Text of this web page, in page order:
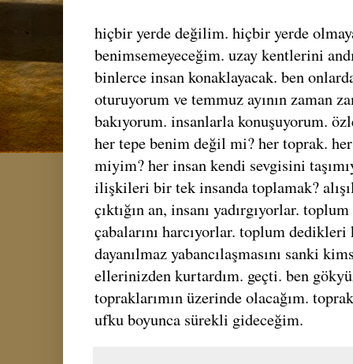
hiçbir yerde değilim. hiçbir yerde
benimsemeyeceğim. uzay kentlerini
binlerce insan konaklayacak. ben
oturuyorum ve temmuz ayının zaman
bakıyorum. insanlarla konuşuyorum.
her tepe benim değil mi? her toprak.
miyim? her insan kendi sevgisini
ilişkileri bir tek insanda toplamak?
çıktığın an, insanı yadırgıyorlar.
çabalarını harcıyorlar. toplum
dayanılmaz yabancılaşmasını sanki
ellerinizden kurtardım. geçti. ben
topraklarımın üzerinde olacağım.
ufku boyunca sürekli gideceğim.